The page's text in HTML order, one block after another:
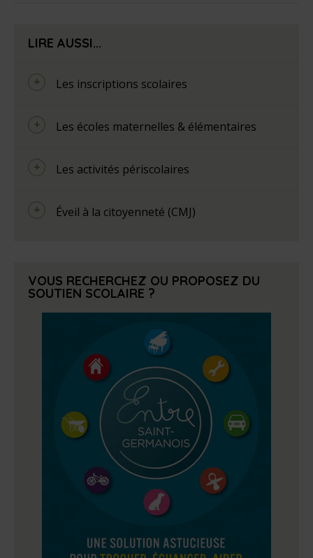
LIRE AUSSI...
Les inscriptions scolaires
Les écoles maternelles & élémentaires
Les activités périscolaires
Éveil à la citoyenneté (CMJ)
VOUS RECHERCHEZ OU PROPOSEZ DU
SOUTIEN SCOLAIRE ?